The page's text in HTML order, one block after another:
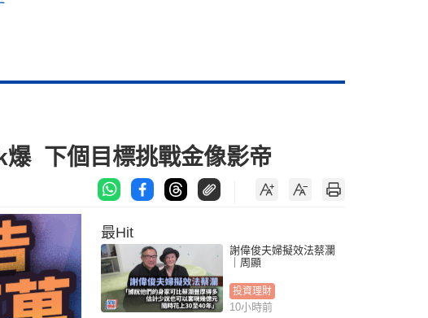
下個目標挑戰金像影帝
最Hit
謝偉俊夫婦擬效法蔡瀾
｜周顯
投資理財
10小時前